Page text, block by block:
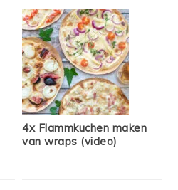
4x Flammkuchen maken
van wraps (video)